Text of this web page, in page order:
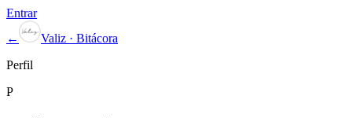
Entrar
←
Valiz · Bitácora
Perfil
P